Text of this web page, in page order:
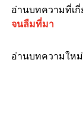
อ่านบทความที่เกี่
จนลืมที่มา
อ่านบทความใหม่